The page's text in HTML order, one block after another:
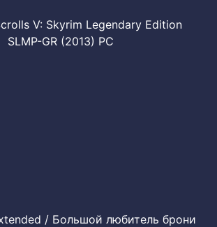
V: Skyrim Legendary Edition
SLMP-GR (2013) PC
/ Большой любитель брони